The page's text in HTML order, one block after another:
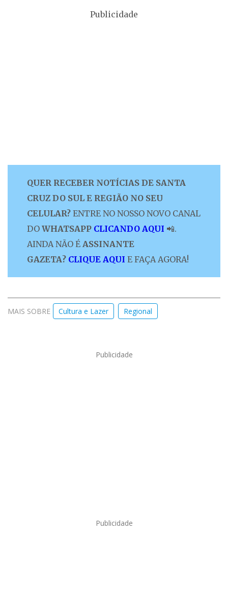
Publicidade
QUER RECEBER NOTÍCIAS DE SANTA
CRUZ DO SUL E REGIÃO NO SEU
CELULAR? ENTRE NO NOSSO NOVO CANAL
DO WHATSAPP CLICANDO AQUI 📲.
AINDA NÃO É ASSINANTE
GAZETA? CLIQUE AQUI E FAÇA AGORA!
MAIS SOBRE Cultura e Lazer Regional
Publicidade
Publicidade